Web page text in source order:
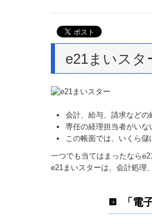
e21まいスタ
会計、給与、請求などの
専任の経理担当者がいな
この帳面では、いくら儲
一つでも当てはまったなら
e21まいスターは、会計処理
「電